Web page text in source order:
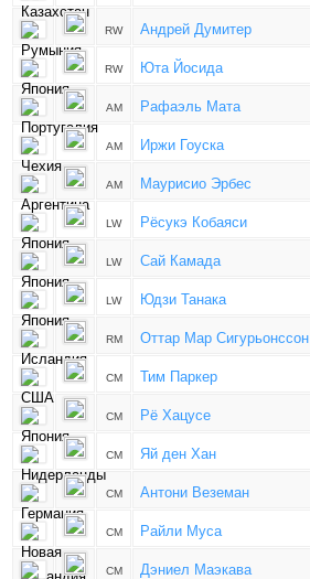
RW Андрей Думитер
RW Юта Йосида
AM Рафаэль Мата
AM Иржи Гоуска
AM Маурисио Эрбес
LW Рёсукэ Кобаяси
LW Сай Камада
LW Юдзи Танака
RM Оттар Мар Сигурьонссон
CM Тим Паркер
CM Рё Хацусе
CM Яй ден Хан
CM Антони Веземан
CM Райли Муса
CM Дэниел Маэкава